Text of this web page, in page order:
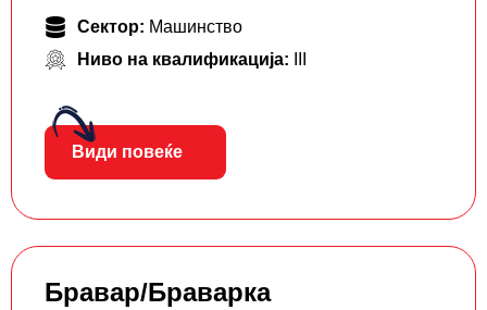
Сектор: Машинство
Ниво на квалификација:
Види повеќе
Бравар/Браварка